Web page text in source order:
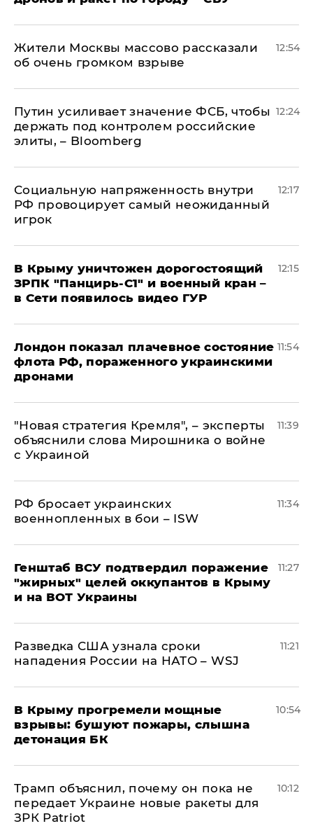
Жители Москвы массово рассказали
об очень громком взрыве
12:54
Путин усиливает значение ФСБ, чтобы
держать под контролем российские
элиты, – Bloomberg
12:24
Социальную напряженность внутри
РФ провоцирует самый неожиданный
игрок
12:17
В Крыму уничтожен дорогостоящий
ЗРПК "Панцирь-С1" и военный кран –
в Сети появилось видео ГУР
12:15
Лондон показал плачевное состояние
флота РФ, пораженного украинскими
дронами
11:54
"Новая стратегия Кремля", – эксперты
объяснили слова Мирошника о войне
с Украиной
11:39
РФ бросает украинских
военнопленных в бои – ISW
11:34
Генштаб ВСУ подтвердил поражение
"жирных" целей оккупантов в Крыму
и на ВОТ Украины
11:27
Разведка США узнала сроки
нападения России на НАТО – WSJ
11:21
В Крыму прогремели мощные
взрывы: бушуют пожары, слышна
детонация БК
10:54
Трамп объяснил, почему он пока не
передает Украине новые ракеты для
ЗРК Patriot
10:12